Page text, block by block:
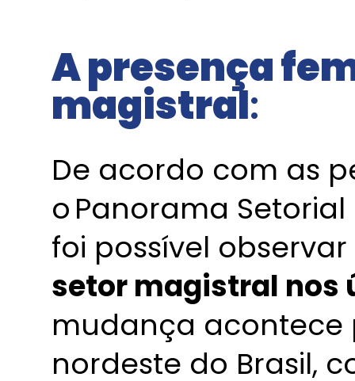
A presença
magistral:
De acordo com as
o Panorama
foi possível
setor magistral nos
mudança
nordeste do Brasil,